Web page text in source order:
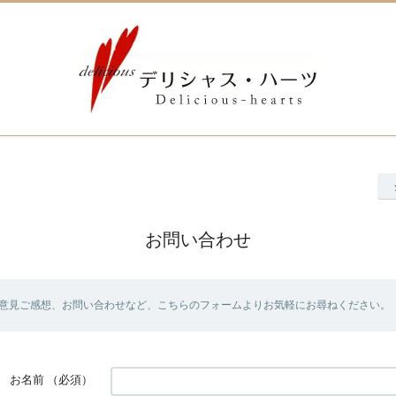
お問い合わせ
見ご感想、お問い合わせなど、こちらのフォームよりお気軽にお尋ねください。
お名前 （必須）